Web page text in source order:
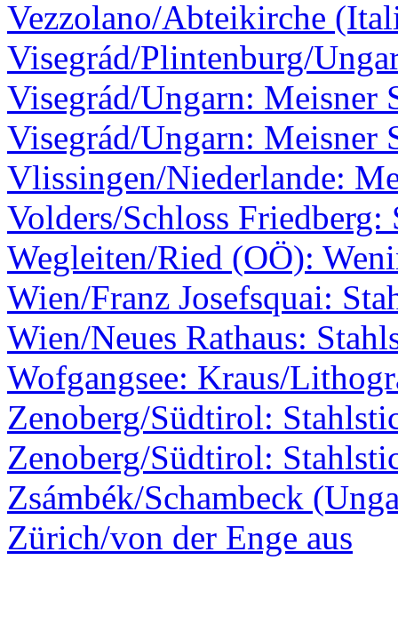
Vezzolano/Abteikirche
Visegrád/Plintenburg/
Visegrád/Ungarn: Meisner
Visegrád/Ungarn: Meisner
Vlissingen/Niederlande:
Volders/Schloss Friedberg:
Wegleiten/Ried (OÖ):
Wien/Franz Josefsquai:
Wien/Neues Rathaus:
Wofgangsee: Kraus/
Zenoberg/Südtirol:
Zenoberg/Südtirol:
Zsámbék/Schambeck
Zürich/von der Enge aus